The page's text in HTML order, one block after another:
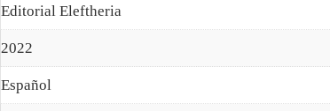
Editorial Eleftheria
2022
Español